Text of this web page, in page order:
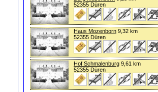
52355 Düren
Haus Mozenborn 9,32 km
52355 Düren
Hof Schmalenburg 9,61 km
52355 Düren